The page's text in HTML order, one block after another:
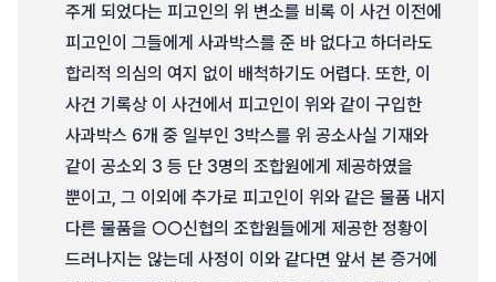
주게 되었다는 피고인의 위 변소를 비록 이 사건 이전에
피고인이 그들에게 사과박스를 준 바 없다고 하더라도
합리적 의심의 여지 없이 배척하기도 어렵다. 또한, 이
사건 기록상 이 사건에서 피고인이 위와 같이 구입한
사과박스 6개 중 일부인 3박스를 위 공소사실 기재와
같이 공소외 3 등 단 3명의 조합원에게 제공하였을
뿐이고, 그 이외에 추가로 피고인이 위와 같은 물품 내지
다른 물품을 ○○신협의 조합원들에게 제공한 정황이
드러나지는 않는데 사정이 이와 같다면 앞서 본 증거에